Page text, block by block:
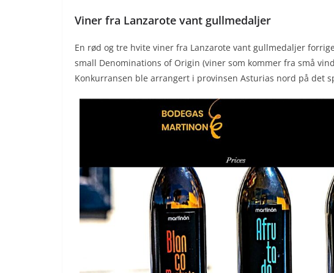
Viner fra Lanzarote vant gullmedaljer
En rød og tre hvite viner fra Lanzarote vant gullmedaljer
small Denominations of Origin (viner som kommer fra små
Konkurransen ble arrangert i provinsen Asturias nord på det